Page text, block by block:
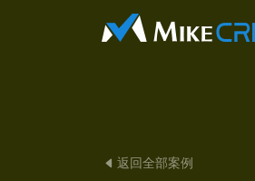
 返回全部案例